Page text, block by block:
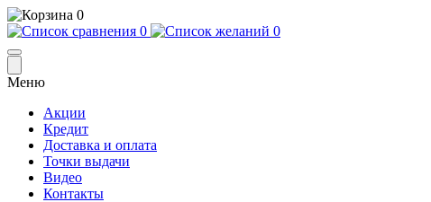
0
0
0
Меню
Акции
Кредит
Доставка и оплата
Точки выдачи
Видео
Контакты